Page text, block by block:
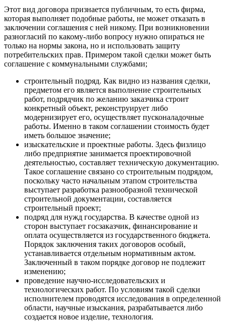
Этот вид договора признается публичным, то есть фирма,
которая выполняет подобные работы, не может отказать в
заключении соглашения с ней никому. При возникновении
разногласий по какому-либо вопросу нужно опираться не
только на нормы закона, но и использовать защиту
потребительских прав. Примером такой сделки может быть
соглашение с коммунальными службами;
строительный подряд. Как видно из названия сделки,
предметом его является выполнение строительных
работ, подрядчик по желанию заказчика строит
конкретный объект, реконструирует либо
модернизирует его, осуществляет пусконаладочные
работы. Именно в таком соглашении стоимость будет
иметь большое значение;
изыскательские и проектные работы. Здесь физлицо
либо предприятие занимается проектировочной
деятельностью, составляет техническую документацию.
Такое соглашение связано со строительным подрядом,
поскольку часто начальным этапом строительства
выступает разработка разнообразной технической
строительной документации, составляется
строительный проект;
подряд для нужд государства. В качестве одной из
сторон выступает госзаказчик, финансирование и
оплата осуществляется из государственного бюджета.
Порядок заключения таких договоров особый,
устанавливается отдельным нормативным актом.
Заключенный в таком порядке договор не подлежит
изменению;
проведение научно-исследовательских и
технологических работ. По условиям такой сделки
исполнителем проводятся исследования в определенной
области, научные изыскания, разрабатывается либо
создается новое изделие, технология.